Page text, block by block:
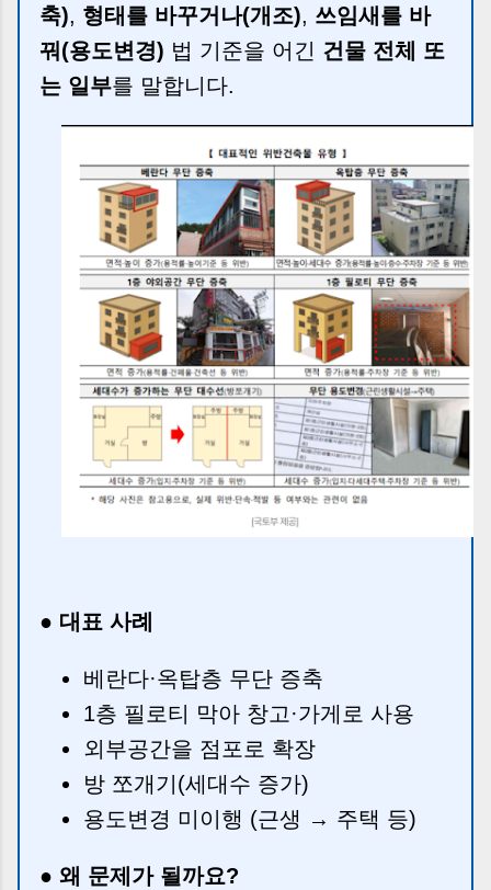
축), 형태를 바꾸거나(개조), 쓰임새를 바
꿔(용도변경) 법 기준을 어긴 건물 전체 또
는 일부를 말합니다.
● 대표 사례
베란다·옥탑층 무단 증축
1층 필로티 막아 창고·가게로 사용
외부공간을 점포로 확장
방 쪼개기(세대수 증가)
용도변경 미이행 (근생 → 주택 등)
● 왜 문제가 될까요?